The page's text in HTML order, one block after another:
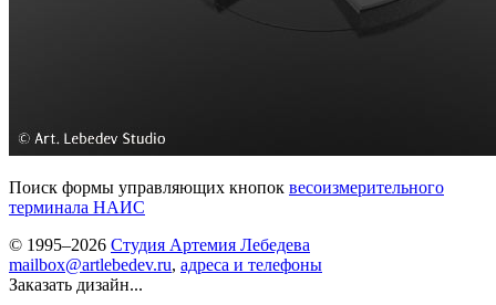
Поиск формы управляющих кнопок весоизмерительного
терминала НАИС
© 1995–2026 Студия Артемия Лебедева
mailbox@artlebedev.ru, адреса и телефоны
Заказать дизайн...